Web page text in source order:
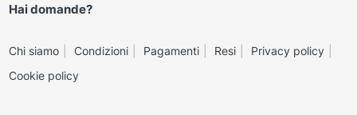
Hai domande?
Chi siamo Condizioni Pagamenti Resi
Privacy policy
Cookie policy